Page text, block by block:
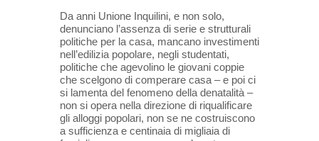
Da anni Unione Inquilini, e non solo,
denunciano l’assenza di serie e strutturali
politiche per la casa, mancano investimenti
nell’edilizia popolare, negli studentati,
politiche che agevolino le giovani coppie
che scelgono di comperare casa – e poi ci
si lamenta del fenomeno della denatalità –
non si opera nella direzione di riqualificare
gli alloggi popolari, non se ne costruiscono
a sufficienza e centinaia di migliaia di